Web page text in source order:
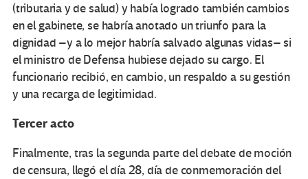
(tributaria y de salud) y había logrado también cambios
en el gabinete, se habría anotado un triunfo para la
dignidad –y a lo mejor habría salvado algunas vidas– si
el ministro de Defensa hubiese dejado su cargo. El
funcionario recibió, en cambio, un respaldo a su gestión
y una recarga de legitimidad.
Tercer acto
Finalmente, tras la segunda parte del debate de moción
de censura, llegó el día 28, día de conmemoración del